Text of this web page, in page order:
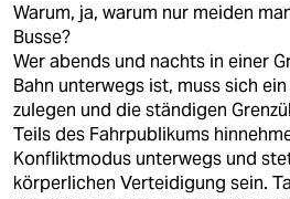
Warum, ja, warum nur meiden
Busse?
Wer abends und nachts in einer
Bahn unterwegs ist, muss sich
zulegen und die ständigen
Teils des Fahrpublikums
Konfliktmodus unterwegs und
körperlichen Verteidigung sein.